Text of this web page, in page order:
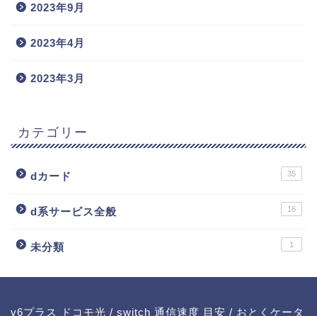
2023年9月
2023年4月
2023年3月
カテゴリー
dカード 35
d系サービス全般 16
未分類 1
v6プラス ドコモ光 / switch 通信速度 目安 / おとくケータ